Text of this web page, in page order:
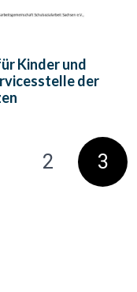
Kinder und
der
2 3